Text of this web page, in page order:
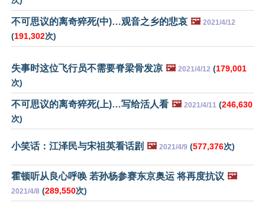
不可思议的离奇猝死(中)…观音之乡的悲哀 🖼️ 2021/4/12
(191,302次)
失事时这位飞行员不需要脊梁骨发凉 🖼️ 2021/4/12 (179,001
次)
不可思议的离奇猝死(上)…写给活人看 🖼️ 2021/4/11 (246,630
次)
小笑话：江泽民与宋祖英看话剧 🖼️ 2021/4/9 (577,376次)
霍顿听从良心呼唤 若孙杨参赛东京奥运 将再度抗议 🖼️
2021/4/8 (289,550次)